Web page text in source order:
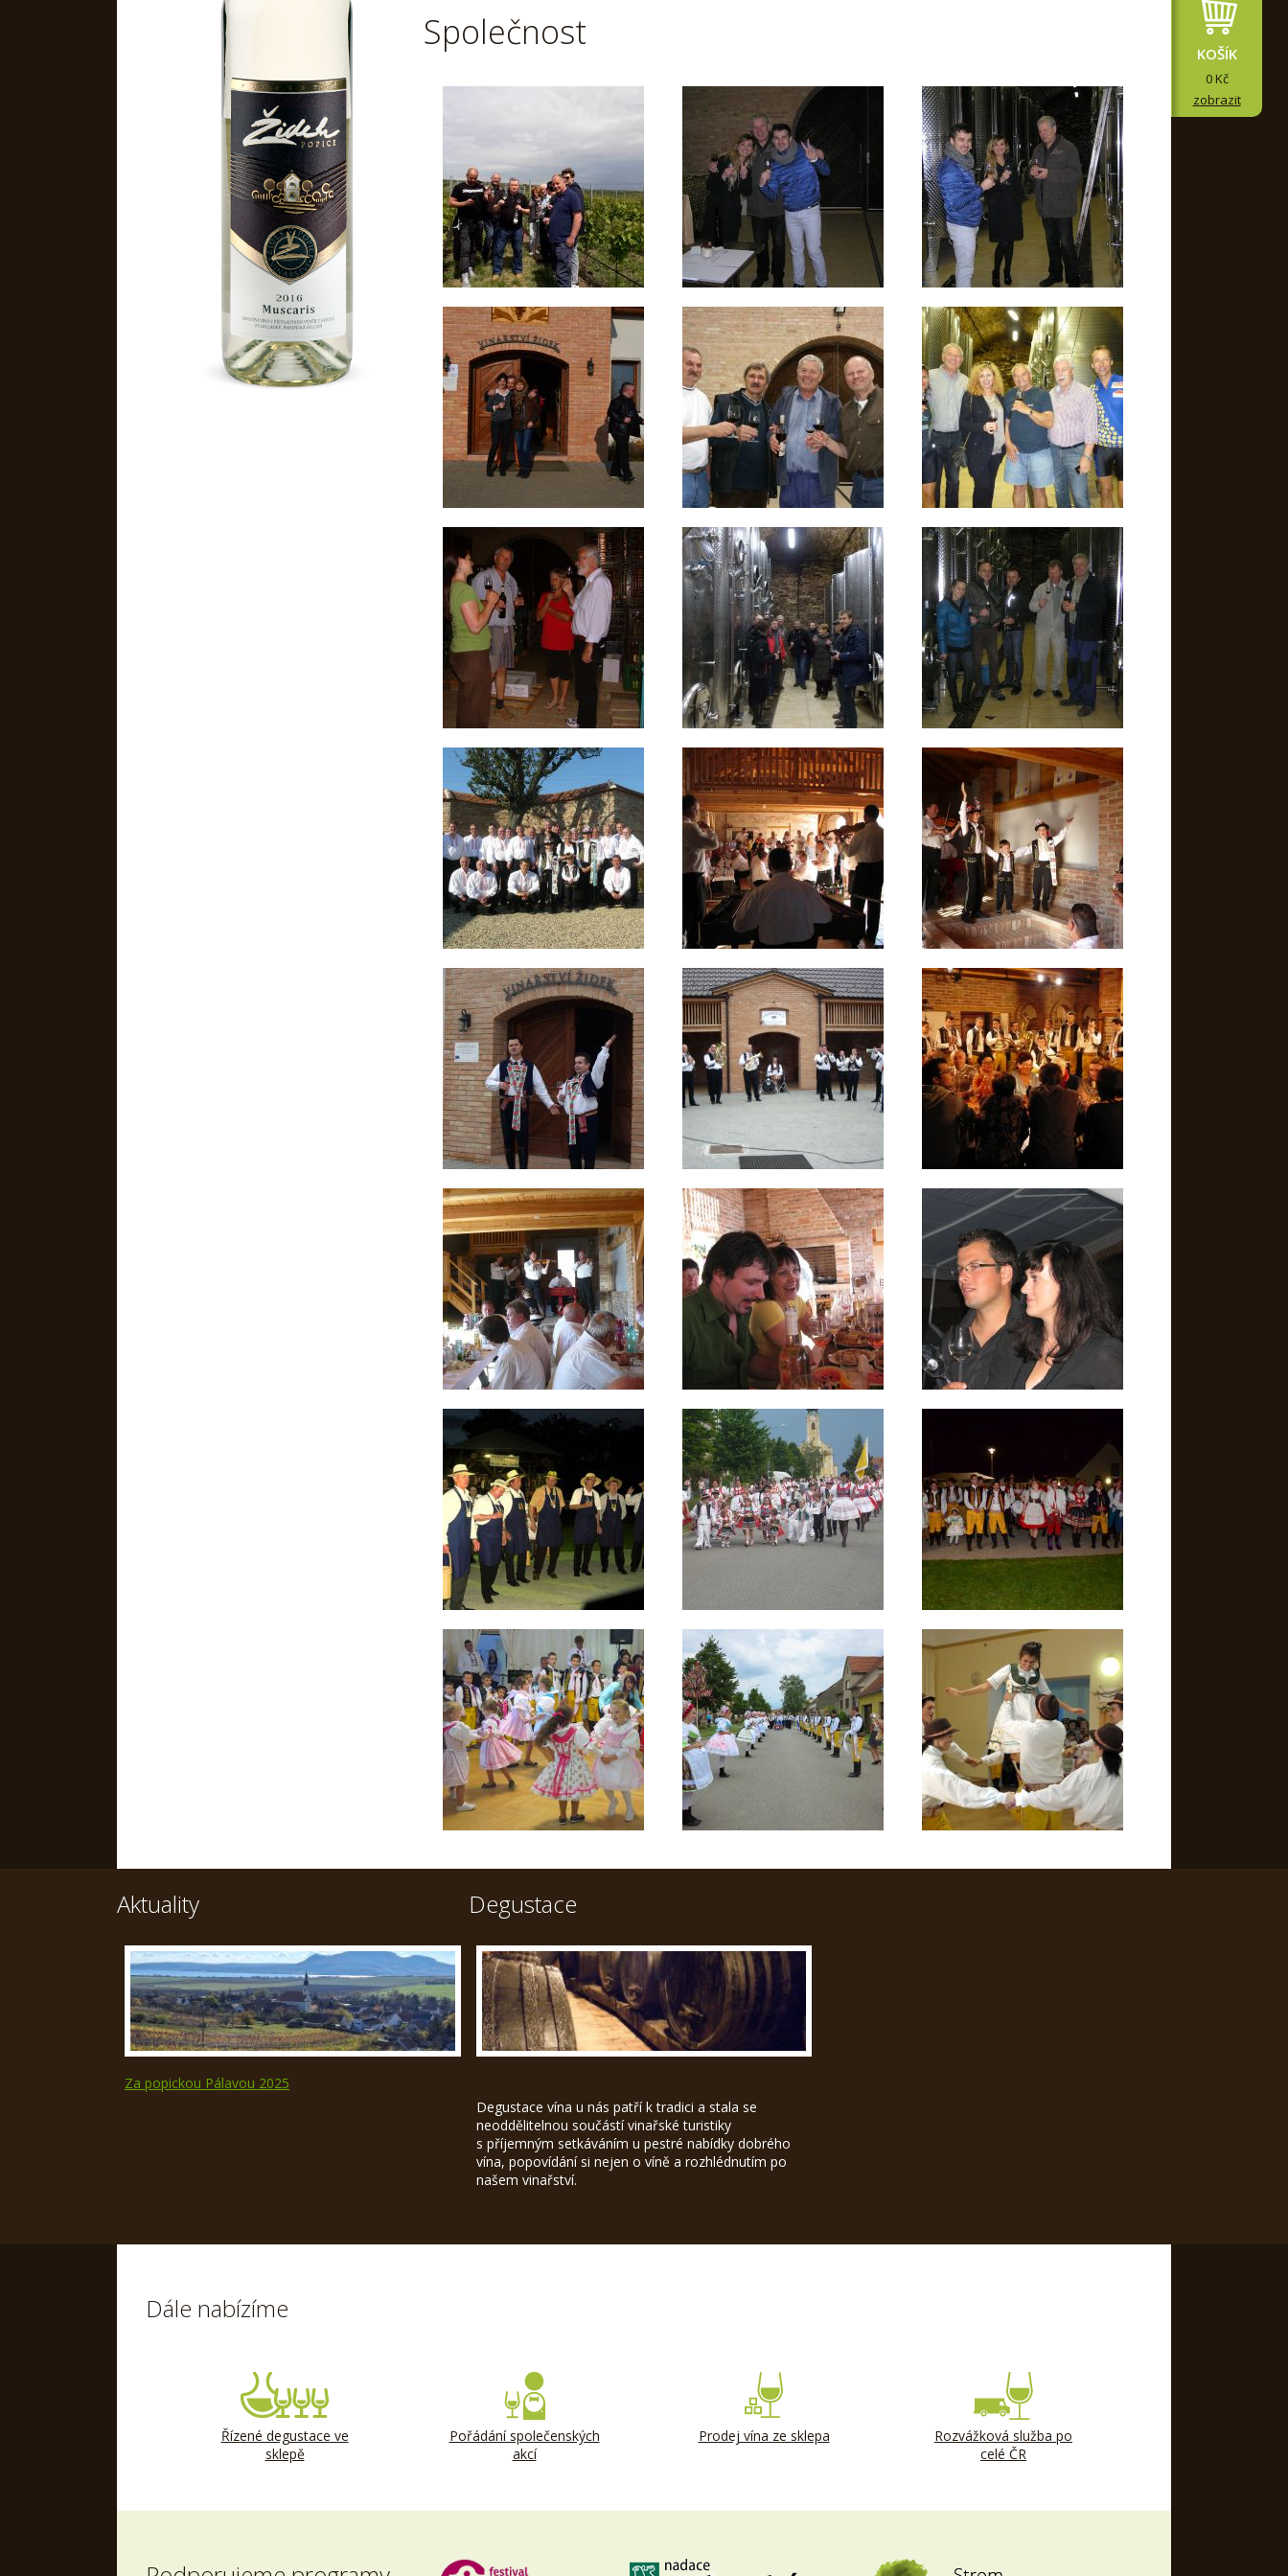
Společnost
KOŠÍK
0 Kč
zobrazit
Aktuality
Za popickou Pálavou 2025
Degustace
Degustace vína u nás patří k tradici a stala se
neoddělitelnou součástí vinařské turistiky
s příjemným setkáváním u pestré nabídky dobrého
vína, popovídání si nejen o víně a rozhlédnutím po
našem vinařství.
Dále nabízíme
Řízené degustace ve
sklepě
Pořádání společenských
akcí
Prodej vína ze sklepa
Rozvážková služba po
celé ČR